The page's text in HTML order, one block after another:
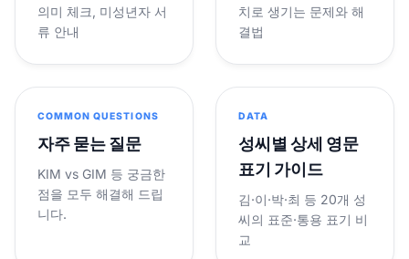
의미 체크, 미성년자 서
류 안내
치로 생기는 문제와 해
결법
COMMON QUESTIONS
자주 묻는 질문
KIM vs GIM 등 궁금한
점을 모두 해결해 드립
니다.
DATA
성씨별 상세 영문
표기 가이드
김·이·박·최 등 20개 성
씨의 표준·통용 표기 비
교